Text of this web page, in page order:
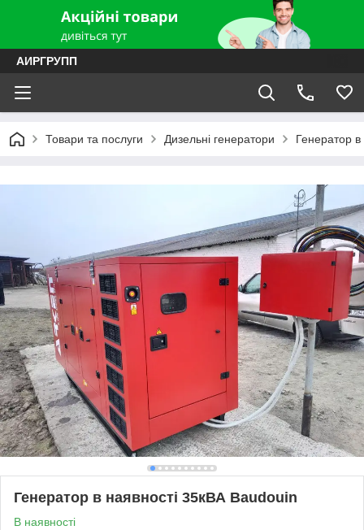
АИРГРУПП
Товари та послуги Дизельні генератори Генератор
Генератор в наявності 35кВА Baudouin
В наявності